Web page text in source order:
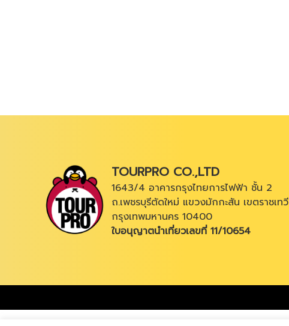
TOURPRO CO.,LTD
1643/4 อาคารกรุงไทยการไฟฟ้า ชั้น 2
ถ.เพชรบุรีตัดใหม่ แขวงมักกะสัน เขตราชเทวี
กรุงเทพมหานคร 10400
ใบอนุญาตนำเที่ยวเลขที่ 11/10654